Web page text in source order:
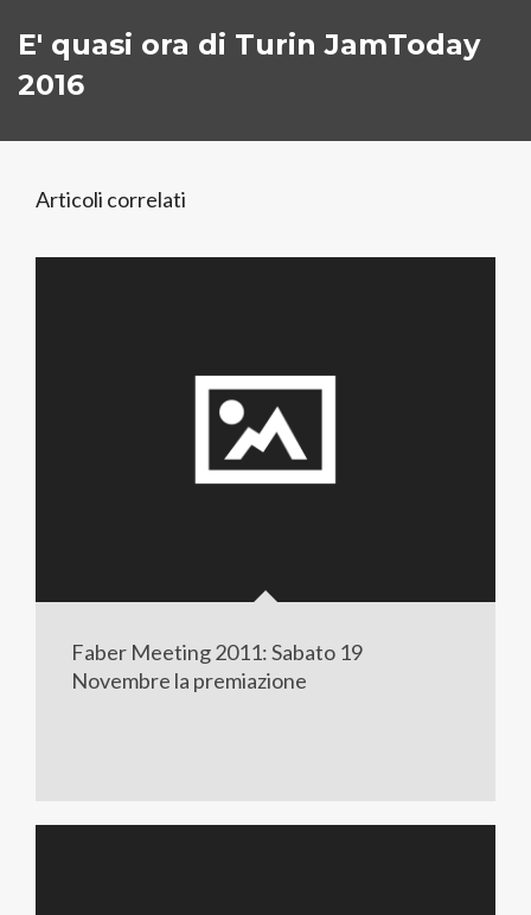
E' quasi ora di Turin JamToday
2016
Articoli correlati
Faber Meeting 2011: Sabato 19
Novembre la premiazione